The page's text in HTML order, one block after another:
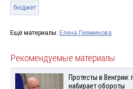
бюджет
Ещё материалы: Елена Перминова
Рекомендуемые материалы
Протесты в Венгрии:
набирает обороты